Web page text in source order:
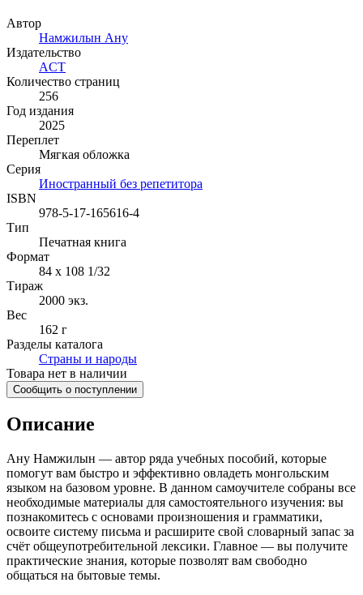
Автор
Намжилын Ану
Издательство
ACT
Количество страниц
256
Год издания
2025
Переплет
Мягкая обложка
Серия
Иностранный без репетитора
ISBN
978-5-17-165616-4
Тип
Печатная книга
Формат
84 x 108 1/32
Тираж
2000 экз.
Вес
162 г
Разделы каталога
Страны и народы
Товара нет в наличии
Сообщить о поступлении
Описание
Ану Намжилын — автор ряда учебных пособий, которые
помогут вам быстро и эффективно овладеть монгольским
языком на базовом уровне. В данном самоучителе собраны все
необходимые материалы для самостоятельного изучения: вы
познакомитесь с основами произношения и грамматики,
освоите систему письма и расширите свой словарный запас за
счёт общеупотребительной лексики. Главное — вы получите
практические знания, которые позволят вам свободно
общаться на бытовые темы.